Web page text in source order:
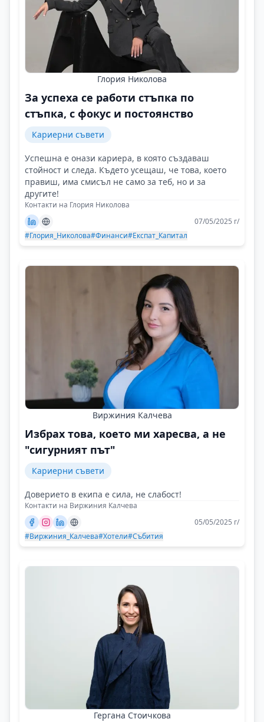
Глория Николова
За успеха се работи стъпка по
стъпка, с фокус и постоянство
Кариерни съвети
Успешна е онази кариера, в която създаваш
стойност и следа. Където усещаш, че това, което
правиш, има смисъл не само за теб, но и за
другите!
Контакти на Глория Николова
07/05/2025 г/
#Глория_Николова#Финанси#Експат_Капитал
Виржиния Калчева
Избрах това, което ми харесва, а не
"сигурният път"
Кариерни съвети
Доверието в екипа е сила, не слабост!
Контакти на Виржиния Калчева
05/05/2025 г/
#Виржиния_Калчева#Хотели#Събития
Гергана Стоичкова